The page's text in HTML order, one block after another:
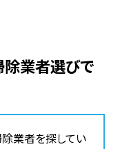
業者を探してい